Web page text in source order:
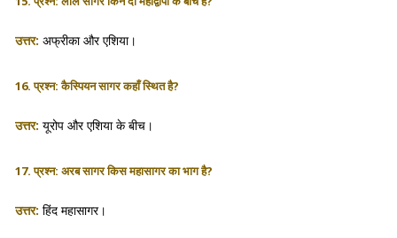
उत्तर: अफ्रीका और एशिया।
16. प्रश्न: कैस्पियन सागर कहाँ स्थित है?
उत्तर: यूरोप और एशिया के बीच।
17. प्रश्न: अरब सागर किस महासागर का भाग है?
उत्तर: हिंद महासागर।